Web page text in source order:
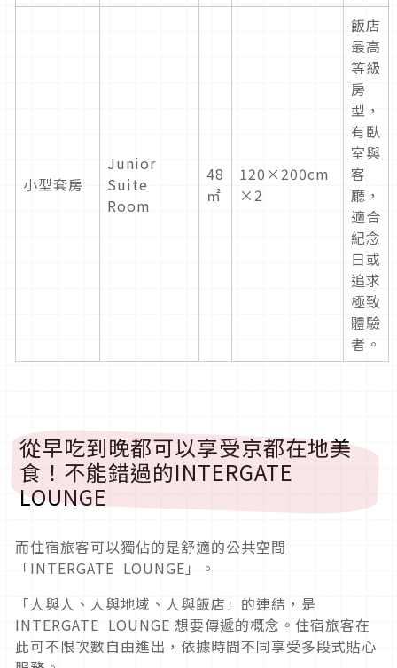
小型套房
Junior
Suite
Room
48
㎡
120×200cm
×2
飯店
最高
等級
房
型，
有臥
室與
客
廳，
適合
紀念
日或
追求
極致
體驗
者。
從早吃到晚都可以享受京都在地美
食！不能錯過的INTERGATE
LOUNGE
而住宿旅客可以獨佔的是舒適的公共空間
「INTERGATE LOUNGE」。
「人與人、人與地域、人與飯店」的連結，是
INTERGATE LOUNGE 想要傳遞的概念。住宿旅客在
此可不限次數自由進出，依據時間不同享受多段式貼心